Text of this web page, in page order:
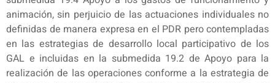
animación, sin perjuicio de las actuaciones individuales no
definidas de manera expresa en el PDR pero contempladas
en las estrategias de desarrollo local participativo de los
GAL e incluidas en la submedida 19.2 de Apoyo para la
realización de las operaciones conforme a la estrategia de